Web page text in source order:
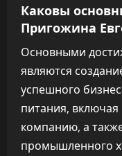
Каковы
Пригожина
Основными
являются
успешного
питания,
компанию, а
промышленного